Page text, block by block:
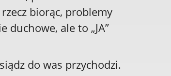
biorąc, problemy
duchowe, ale to „JA”
do was przychodzi.